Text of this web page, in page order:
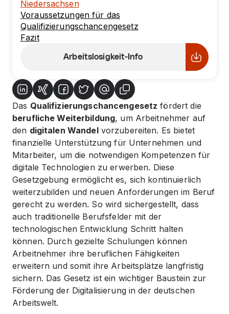
Niedersachsen
Voraussetzungen für das
Qualifizierungschancengesetz
Fazit
Arbeitslosigkeit-Info
Das Qualifizierungschancengesetz fördert die
berufliche Weiterbildung, um Arbeitnehmer auf
den digitalen Wandelvorzubereiten. Es bietet
finanzielle Unterstützung für Unternehmen und
Mitarbeiter, um die notwendigen Kompetenzen für
digitale Technologien zu erwerben. Diese
Gesetzgebung ermöglicht es, sich kontinuierlich
weiterzubilden und neuen Anforderungen im Beruf
gerecht zu werden. So wird sichergestellt, dass
auch traditionelle Berufsfelder mit der
technologischen Entwicklung Schritt halten
können. Durch gezielte Schulungen können
Arbeitnehmer ihre beruflichen Fähigkeiten
erweitern und somit ihre Arbeitsplätze langfristig
sichern. Das Gesetz ist ein wichtiger Baustein zur
Förderung der Digitalisierung in der deutschen
Arbeitswelt.